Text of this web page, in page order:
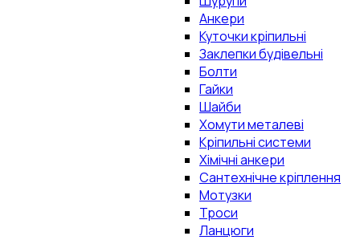
Анкери
Куточки кріпильні
Заклепки будівельні
Болти
Гайки
Шайби
Хомути металеві
Кріпильні системи
Хімічні анкери
Сантехнічне кріплення
Мотузки
Троси
Ланцюги